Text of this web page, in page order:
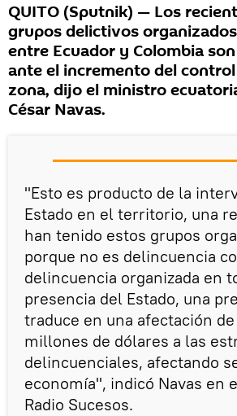
QUITO (Sputnik) — Los
grupos delictivos
entre Ecuador y Colombia
ante el incremento del
zona, dijo el ministro
César Navas.
"Esto es producto de la
Estado en el territorio, una
han tenido estos grupos
porque no es delincuencia
delincuencia organizada en
presencia del Estado, una
traduce en una afectación
millones de dólares a las
delincuenciales, afectando
economía", indicó Navas en
Radio Sucesos.